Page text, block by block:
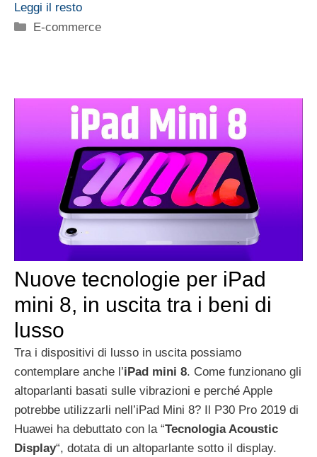
Leggi il resto
Categorie
E-commerce
Nuove tecnologie per iPad
mini 8, in uscita tra i beni di
lusso
Tra i dispositivi di lusso in uscita possiamo
contemplare anche l’iPad mini 8. Come funzionano gli
altoparlanti basati sulle vibrazioni e perché Apple
potrebbe utilizzarli nell’iPad Mini 8? Il P30 Pro 2019 di
Huawei ha debuttato con la “Tecnologia Acoustic
Display“, dotata di un altoparlante sotto il display.